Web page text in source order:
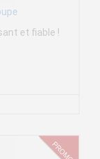
et fiable !